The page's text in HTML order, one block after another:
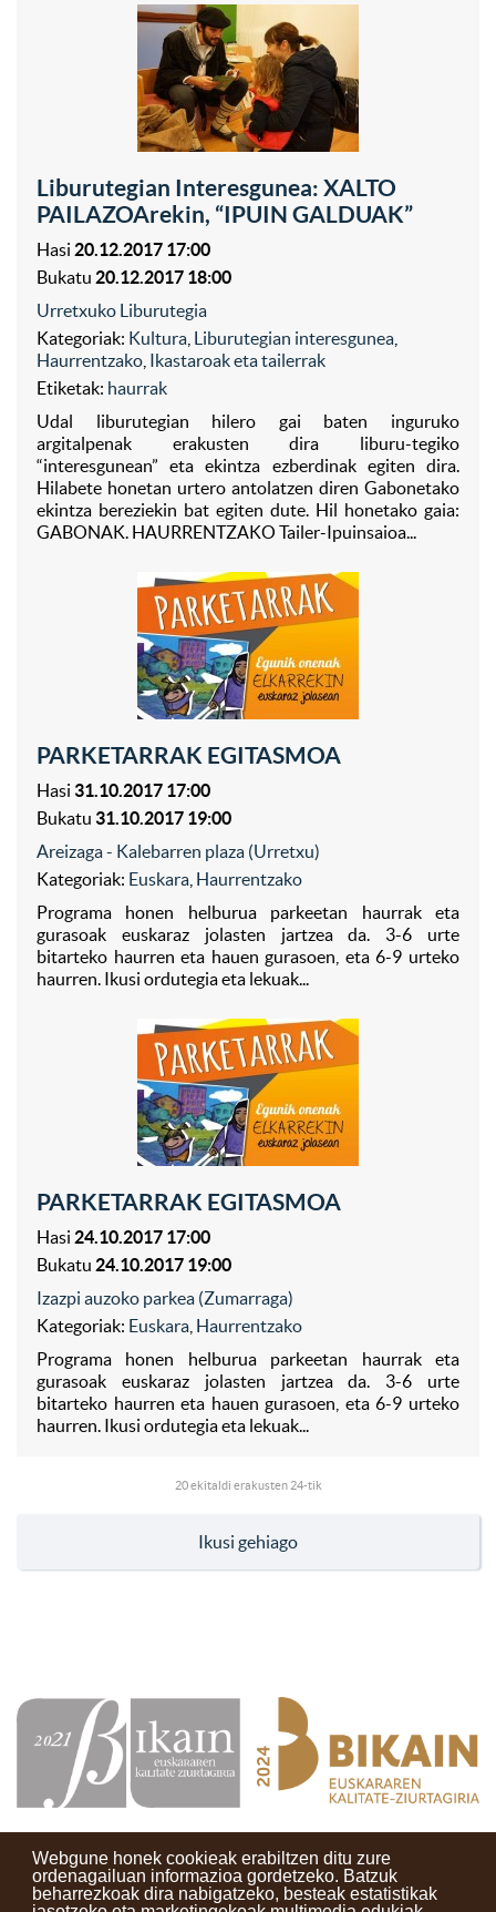
Webgune honek cookieak erabiltzen ditu zure
ordenagailuan informazioa gordetzeko. Batzuk
beharrezkoak dira nabigatzeko, besteak estatistikak
Liburutegian Interesgunea: XALTO
PAILAZOArekin, “IPUIN GALDUAK”
Hasi 20.12.2017 17:00
Bukatu 20.12.2017 18:00
Urretxuko Liburutegia
Kategoriak: Kultura Liburutegian interesgunea
Haurrentzako Ikastaroak eta tailerrak
Etiketak: haurrak
Udal liburutegian hilero gai baten inguruko
argitalpenak erakusten dira liburu-tegiko
“interesgunean” eta ekintza ezberdinak egiten dira.
Hilabete honetan urtero antolatzen diren Gabonetako
ekintza bereziekin bat egiten dute. Hil honetako gaia:
GABONAK. HAURRENTZAKO Tailer-Ipuinsaioa...
PARKETARRAK EGITASMOA
Hasi 31.10.2017 17:00
Bukatu 31.10.2017 19:00
Areizaga - Kalebarren plaza (Urretxu)
Kategoriak: Euskara Haurrentzako
Programa honen helburua parkeetan haurrak eta
gurasoak euskaraz jolasten jartzea da. 3-6 urte
bitarteko haurren eta hauen gurasoen, eta 6-9 urteko
haurren. Ikusi ordutegia eta lekuak...
PARKETARRAK EGITASMOA
Hasi 24.10.2017 17:00
Bukatu 24.10.2017 19:00
Izazpi auzoko parkea (Zumarraga)
Kategoriak: Euskara Haurrentzako
Programa honen helburua parkeetan haurrak eta
gurasoak euskaraz jolasten jartzea da. 3-6 urte
bitarteko haurren eta hauen gurasoen, eta 6-9 urteko
haurren. Ikusi ordutegia eta lekuak...
20ekitaldi erakusten 24-tik
Ikusi gehiago